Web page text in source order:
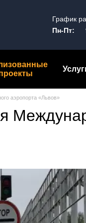
График
Пн-Пт:
аэропорта «Львов»